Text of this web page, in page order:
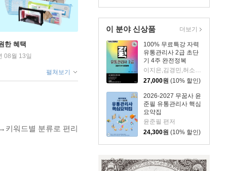
이 분야 신상품
100% 무료특강 자력
유통관리사 2급 초단
기 4주 완전정복
27,000원 (10% 할인)
2026-2027 무꿈사 윤
준필 유통관리사 핵심
요약집
윤준필 편저
24,300원 (10% 할인)
더보기
한 혜택
08월 13일
펼쳐보기
키워드별 분류로 편리